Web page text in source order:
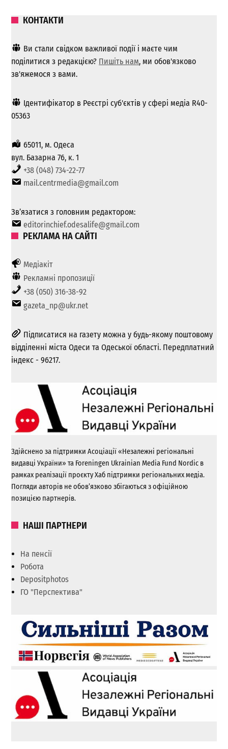
КОНТАКТИ
Ви стали свідком важливої ​​події і маєте чим
поділитися з редакцією? Пишіть нам, ми обов'язково
зв'яжемося з вами.
Ідентифікатор в Реєстрі суб'єктів у сфері медіа R40-
05363
65011, м. Одеса
вул. Базарна 76, к. 1
+38 (048) 734-22-77
mail.centrmedia@gmail.com
Зв’язатися з головним редактором:
editorinchief.odesalife@gmail.com
РЕКЛАМА НА САЙТІ
Медіакіт
Рекламні пропозиції
+38 (050) 316-38-92
gazeta_np@ukr.net
Підписатися на газету можна у будь-якому поштовому
відділенні міста Одеси та Одеської області. Передплатний
індекс - 96217.
Здійснено за підтримки Асоціації «Незалежні регіональні
видавці України» та Foreningen Ukrainian Media Fund Nordic в
рамках реалізації проєкту Хаб підтримки регіональних медіа.
Погляди авторів не обов’язково збігаються з офіційною
позицією партнерів.
НАШІ ПАРТНЕРИ
На пенсії
Робота
Depositphotos
ГО "Перспектива"